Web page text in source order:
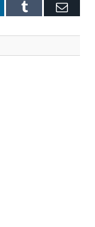
Tumblr